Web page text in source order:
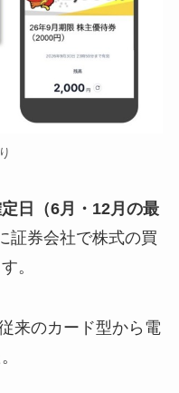
日（6月・12月の最
証券会社で株式の買
。
来のカード型から電